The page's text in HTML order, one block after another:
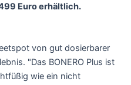
Euro erhältlich.
von gut dosierbarer
"Das BONERO Plus ist
wie ein nicht